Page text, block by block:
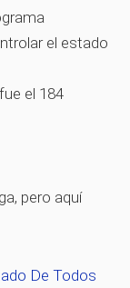
el estado
el 184
pero aquí
De Todos